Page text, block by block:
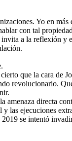
Yo en
con tal
a la reflexión y
que la cara de
revolucionario.
amenaza directa
las ejecuciones
se intentó